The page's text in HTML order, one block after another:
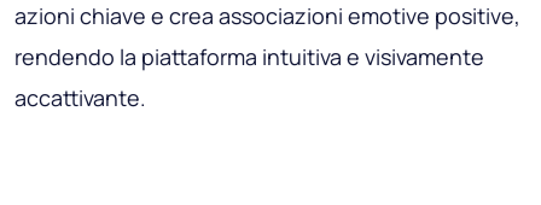
azioni chiave e crea associazioni emotive positive,
rendendo la piattaforma intuitiva e visivamente
accattivante.